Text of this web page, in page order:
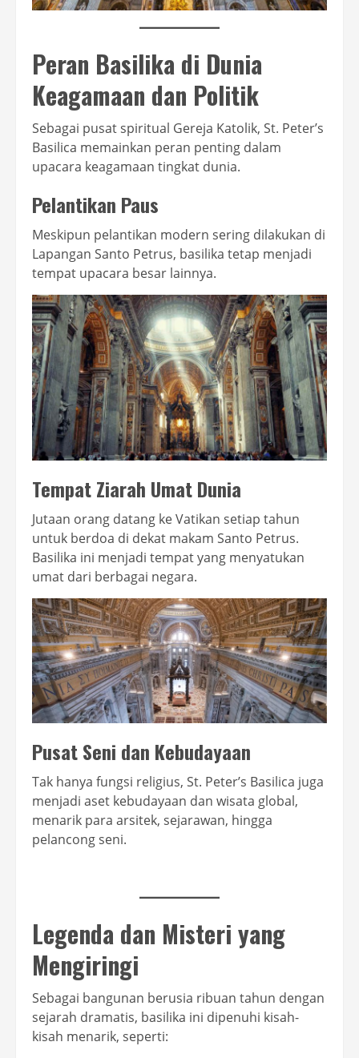
Peran Basilika di Dunia
Keagamaan dan Politik
Sebagai pusat spiritual Gereja Katolik, St. Peter’s
Basilica memainkan peran penting dalam
upacara keagamaan tingkat dunia.
Pelantikan Paus
Meskipun pelantikan modern sering dilakukan di
Lapangan Santo Petrus, basilika tetap menjadi
tempat upacara besar lainnya.
Tempat Ziarah Umat Dunia
Jutaan orang datang ke Vatikan setiap tahun
untuk berdoa di dekat makam Santo Petrus.
Basilika ini menjadi tempat yang menyatukan
umat dari berbagai negara.
Pusat Seni dan Kebudayaan
Tak hanya fungsi religius, St. Peter’s Basilica juga
menjadi aset kebudayaan dan wisata global,
menarik para arsitek, sejarawan, hingga
pelancong seni.
Legenda dan Misteri yang
Mengiringi
Sebagai bangunan berusia ribuan tahun dengan
sejarah dramatis, basilika ini dipenuhi kisah-
kisah menarik, seperti: